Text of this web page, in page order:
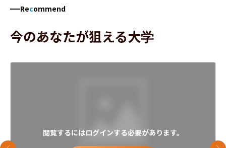
Recommend
今のあなたが狙える大学
閲覧するにはログインする必要があります。